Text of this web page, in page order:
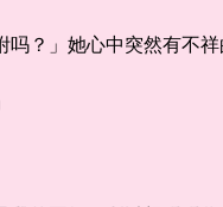
？」她心中突然有不祥